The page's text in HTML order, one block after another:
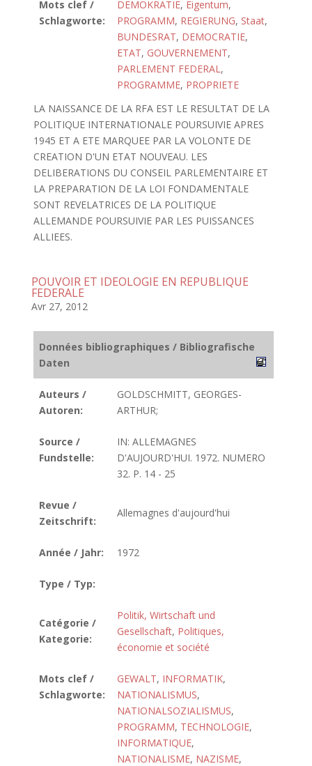
Mots clef /
Schlagworte:
DEMOKRATIE, Eigentum,
PROGRAMM, REGIERUNG, Staat,
BUNDESRAT, DEMOCRATIE,
ETAT, GOUVERNEMENT,
PARLEMENT FEDERAL,
PROGRAMME, PROPRIETE
LA NAISSANCE DE LA RFA EST LE RESULTAT DE LA
POLITIQUE INTERNATIONALE POURSUIVIE APRES
1945 ET A ETE MARQUEE PAR LA VOLONTE DE
CREATION D'UN ETAT NOUVEAU. LES
DELIBERATIONS DU CONSEIL PARLEMENTAIRE ET
LA PREPARATION DE LA LOI FONDAMENTALE
SONT REVELATRICES DE LA POLITIQUE
ALLEMANDE POURSUIVIE PAR LES PUISSANCES
ALLIEES.
POUVOIR ET IDEOLOGIE EN REPUBLIQUE
FEDERALE
Avr 27, 2012
Données bibliographiques / Bibliografische
Daten
Auteurs /
Autoren:
GOLDSCHMITT, GEORGES-
ARTHUR;
Source /
Fundstelle:
IN: ALLEMAGNES
D'AUJOURD'HUI. 1972. NUMERO
32. P. 14 - 25
Revue /
Zeitschrift:
Allemagnes d'aujourd'hui
Année / Jahr: 1972
Type / Typ:
Catégorie /
Kategorie:
Politik, Wirtschaft und
Gesellschaft, Politiques,
économie et société
Mots clef /
Schlagworte:
GEWALT, INFORMATIK,
NATIONALISMUS,
NATIONALSOZIALISMUS,
PROGRAMM, TECHNOLOGIE,
INFORMATIQUE,
NATIONALISME, NAZISME,